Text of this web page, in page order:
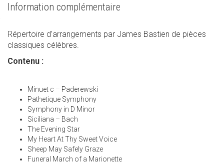
Information complémentaire
Répertoire d’arrangements par James Bastien de pièces
classiques célèbres.
Contenu :
Minuet c – Paderewski
Pathetique Symphony
Symphony in D Minor
Siciliana – Bach
The Evening Star
My Heart At Thy Sweet Voice
Sheep May Safely Graze
Funeral March of a Marionette